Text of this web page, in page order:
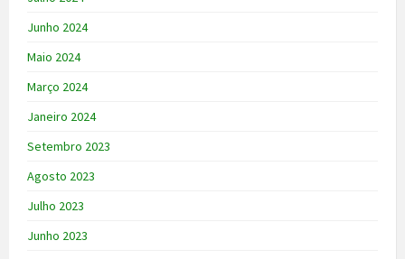
Junho 2024
Maio 2024
Março 2024
Janeiro 2024
Setembro 2023
Agosto 2023
Julho 2023
Junho 2023